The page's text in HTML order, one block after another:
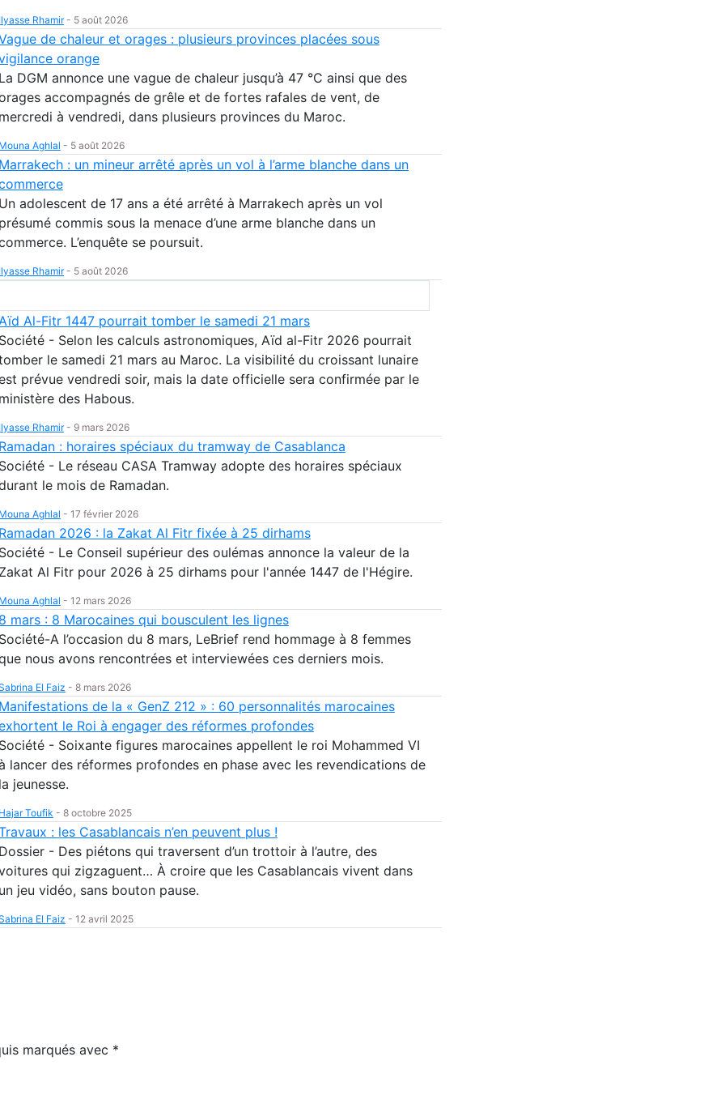
Ilyasse Rhamir- 5 août 2026
de chaleur et orages : plusieurs provinces placées sous
orange
La DGM annonce une vague de chaleur jusqu’à 47 °C ainsi que des
accompagnés de grêle et de fortes rafales de vent, de
mercredi à vendredi, dans plusieurs provinces du Maroc.
Mouna Aghlal - 5 août 2026
Marrakech : un mineur arrêté après un vol à l’arme blanche dans un
Un adolescent de 17 ans a été arrêté à Marrakech après un vol
présumé commis sous la menace d’une arme blanche dans un
L’enquête se poursuit.
Ilyasse Rhamir- 5 août 2026
Aïd Al-Fitr 1447 pourrait tomber le samedi 21 mars
Société - Selon les calculs astronomiques, Aïd al-Fitr 2026 pourrait
le samedi 21 mars au Maroc. La visibilité du croissant lunaire
prévue vendredi soir, mais la date officielle sera confirmée par le
ministère des Habous.
Ilyasse Rhamir- 9 mars 2026
Ramadan : horaires spéciaux du tramway de Casablanca
Société - Le réseau CASA Tramway adopte des horaires spéciaux
le mois de Ramadan.
Mouna Aghlal - 17 février 2026
Ramadan 2026 : la Zakat Al Fitr fixée à 25 dirhams
Société - Le Conseil supérieur des oulémas annonce la valeur de la
Zakat Al Fitr pour 2026 à 25 dirhams pour l'année 1447 de l'Hégire.
Mouna Aghlal - 12 mars 2026
8 mars : 8 Marocaines qui bousculent les lignes
Société-A l’occasion du 8 mars, LeBrief rend hommage à 8 femmes
nous avons rencontrées et interviewées ces derniers mois.
El Faiz - 8 mars 2026
Manifestations de la « GenZ 212 » : 60 personnalités marocaines
le Roi à engager des réformes profondes
Société - Soixante figures marocaines appellent le roi Mohammed VI
lancer des réformes profondes en phase avec les revendications de
la jeunesse.
Hajar Toufik - 8 octobre 2025
: les Casablancais n’en peuvent plus !
Dossier - Des piétons qui traversent d’un trottoir à l’autre, des
qui zigzaguent… À croire que les Casablancais vivent dans
un jeu vidéo, sans bouton pause.
El Faiz - 12 avril 2025
marqués avec *